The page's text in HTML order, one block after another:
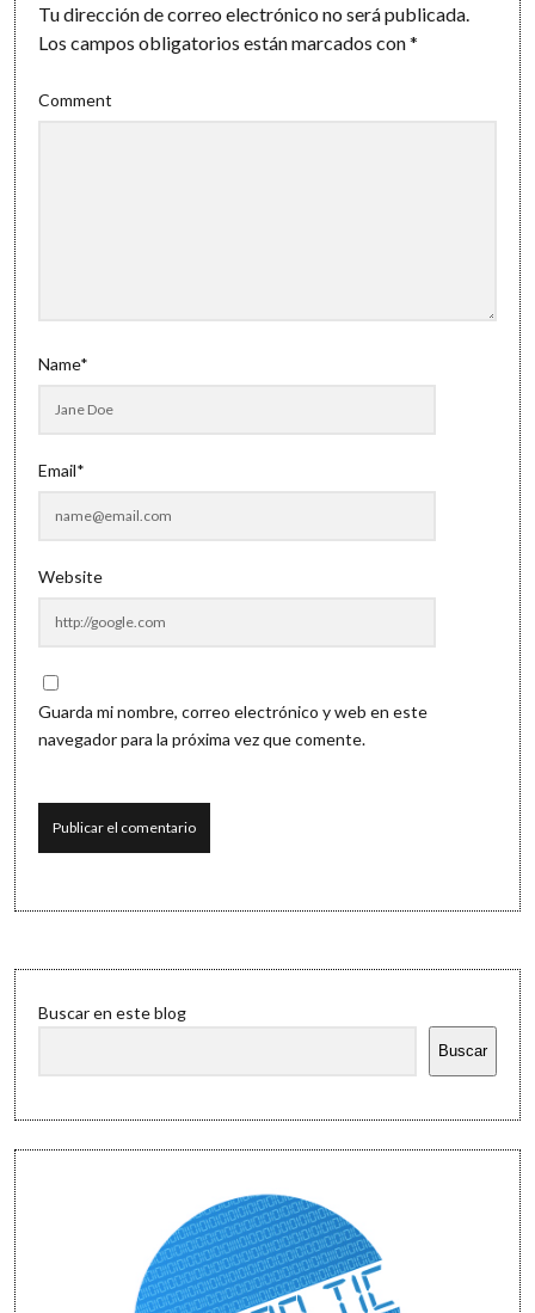
Tu dirección de correo electrónico no será publicada.
Los campos obligatorios están marcados con*
Comment
Name*
Email*
Website
Guarda mi nombre, correo electrónico y web en este
navegador para la próxima vez que comente.
Sidebar
Buscar en este blog
Buscar